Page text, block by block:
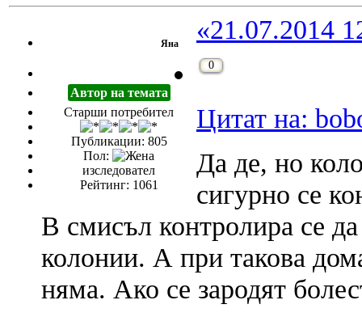
Яна
Автор на темата
Старши потребител
Публикации: 805
Пол:
изследовател
Рейтинг: 1061
«21.07.2014
0
Цитат на:
Да де, но
сигурно се
В смисъл контролира се
колонии. А при такова
няма. Ако се зародят